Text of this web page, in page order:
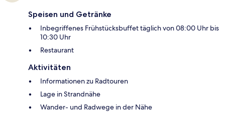
Speisen und Getränke
Inbegriffenes Frühstücksbuffet täglich von 08:00 Uhr bis
10:30 Uhr
Restaurant
Aktivitäten
Informationen zu Radtouren
Lage in Strandnähe
Wander- und Radwege in der Nähe